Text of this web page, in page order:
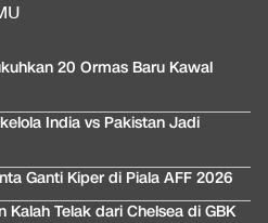
20 Ormas Baru Kawal
India vs Pakistan Jadi
Ganti Kiper di Piala AFF 2026
Kalah Telak dari Chelsea di GBK